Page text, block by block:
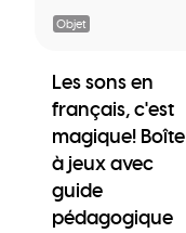
Objet
Les sons en
français, c'est
magique! Boîte
à jeux avec
guide
pédagogique